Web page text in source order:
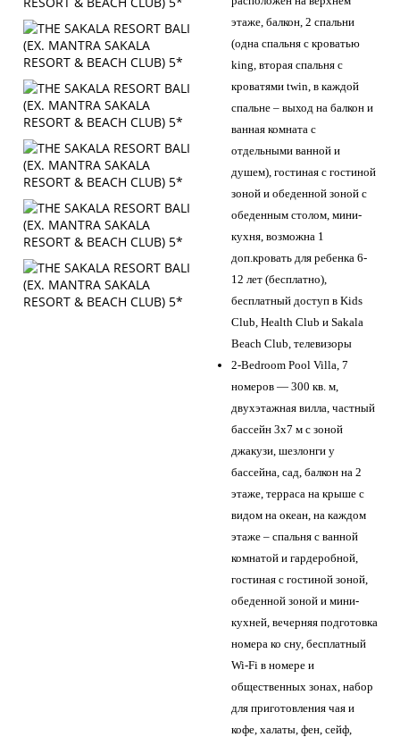
этаже, балкон, 2 спальни
(одна спальня с кроватью
king, вторая спальня с
кроватями twin, в каждой
спальне – выход на балкон и
ванная комната с
отдельными ванной и
душем), гостиная с гостиной
зоной и обеденной зоной с
обеденным столом, мини-
кухня, возможна 1
доп.кровать для ребенка 6-
12 лет (бесплатно),
бесплатный доступ в Kids
Club, Health Club и Sakala
Beach Club, телевизоры
2-Bedroom Pool Villa, 7
номеров — 300 кв. м,
двухэтажная вилла, частный
бассейн 3x7 м с зоной
джакузи, шезлонги у
бассейна, сад, балкон на 2
этаже, терраса на крыше с
видом на океан, на каждом
этаже – спальня с ванной
комнатой и гардеробной,
гостиная с гостиной зоной,
обеденной зоной и мини-
кухней, вечерняя подготовка
номера ко сну, бесплатный
Wi-Fi в номере и
общественных зонах, набор
для приготовления чая и
кофе, халаты, фен, сейф,